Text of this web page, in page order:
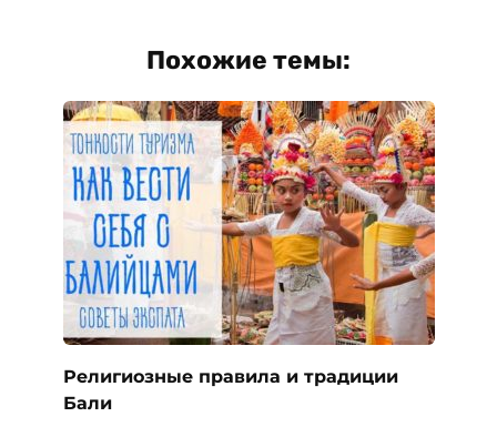
Бали
В новом видео мы кратко, очень кратко
пробежались по
170